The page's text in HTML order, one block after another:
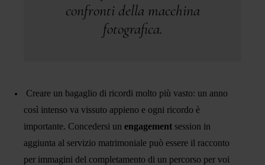
confronti della macchina
fotografica.
Creare un bagaglio di ricordi molto più vasto: un anno
così intenso va vissuto appieno e ogni ricordo è
importante. Concedersi un engagement session in
aggiunta al servizio matrimoniale può essere il racconto
per immagini del completamento di un percorso per voi